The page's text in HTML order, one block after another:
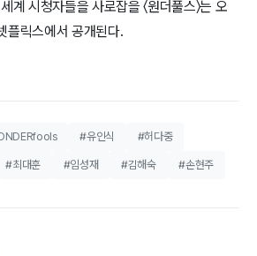
계 시청자들을 사로잡을 〈원더풀스〉는 오
플릭스에서 공개된다.
#유인식 #허다중
#최대훈 #임성재 #김해숙 #손현주